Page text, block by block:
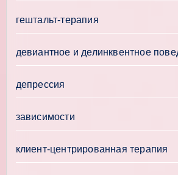
гештальт-терапия
девиантное и делинквентное
депрессия
зависимости
клиент-центрированная терапия